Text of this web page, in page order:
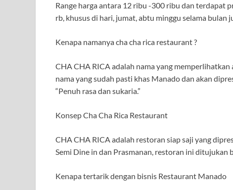
Range harga antara 12 ribu -300 ribu dan terdapat
rb, khusus di hari, jumat, abtu minggu selama bulan
Kenapa namanya cha cha rica restaurant ?
CHA CHA RICA adalah nama yang
nama yang sudah pasti khas Manado dan akan
“Penuh rasa dan sukaria.”
Konsep Cha Cha Rica Restaurant
CHA CHA RICA adalah restoran siap saji yang
Semi Dine in dan Prasmanan, restoran ini ditujukan
Kenapa tertarik dengan bisnis Restaurant Manado